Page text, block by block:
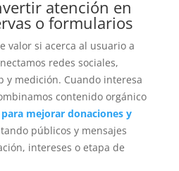
atención en
o formularios
valor si acerca al usuario a
redes sociales,
y medición. Cuando interesa
contenido orgánico
mejorar donaciones y
públicos y mensajes
intereses o etapa de